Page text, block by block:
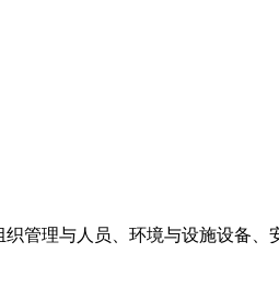
管理与人员、环境与设施设备、